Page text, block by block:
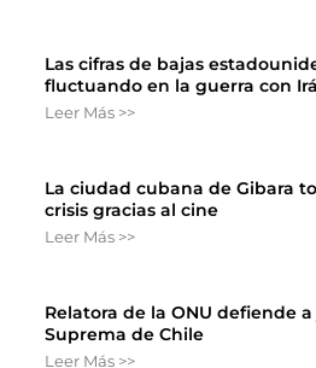
Las cifras de bajas
fluctuando en la guerra con
Leer Más >>
La ciudad cubana de Gibara
crisis gracias al cine
Leer Más >>
Relatora de la ONU defiende
Suprema de Chile
Leer Más >>